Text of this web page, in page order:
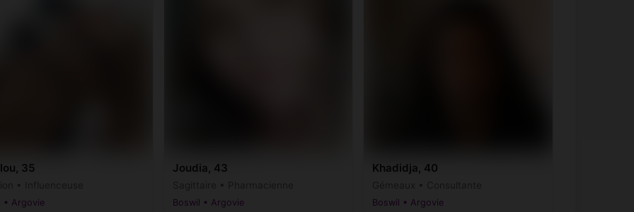
35
• Argovie
Joudia, 43
Boswil • Argovie
Khadidja, 40
Boswil • Argovie